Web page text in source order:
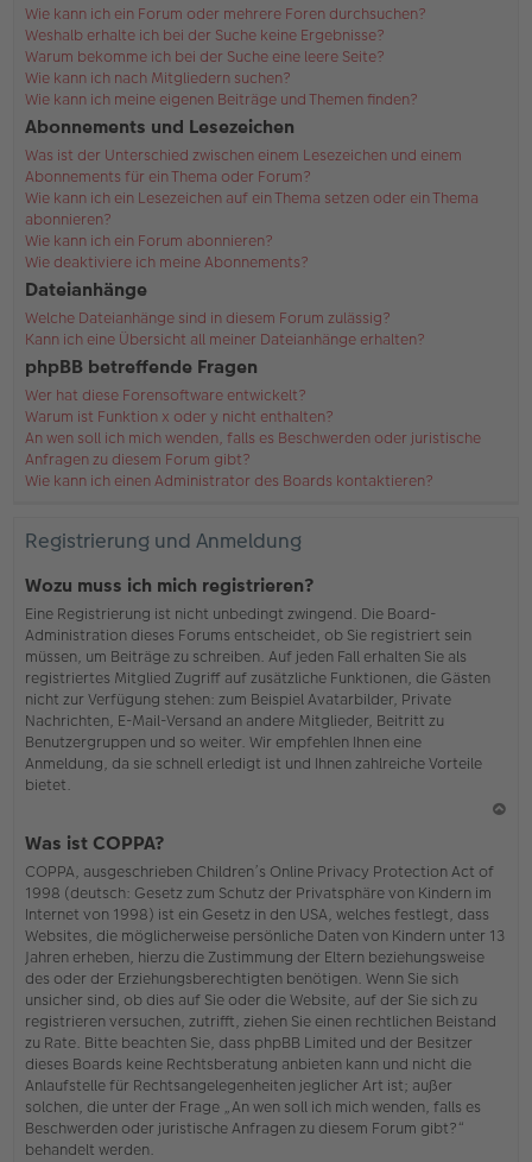
Wie kann ich ein Forum oder mehrere Foren durchsuchen?
Weshalb erhalte ich bei der Suche keine Ergebnisse?
Warum bekomme ich bei der Suche eine leere Seite?
Wie kann ich nach Mitgliedern suchen?
Wie kann ich meine eigenen Beiträge und Themen finden?
Abonnements und Lesezeichen
Was ist der Unterschied zwischen einem Lesezeichen und einem
Abonnements für ein Thema oder Forum?
Wie kann ich ein Lesezeichen auf ein Thema setzen oder ein Thema
abonnieren?
Wie kann ich ein Forum abonnieren?
Wie deaktiviere ich meine Abonnements?
Dateianhänge
Welche Dateianhänge sind in diesem Forum zulässig?
Kann ich eine Übersicht all meiner Dateianhänge erhalten?
phpBB betreffende Fragen
Wer hat diese Forensoftware entwickelt?
Warum ist Funktion x oder y nicht enthalten?
An wen soll ich mich wenden, falls es Beschwerden oder juristische
Anfragen zu diesem Forum gibt?
Wie kann ich einen Administrator des Boards kontaktieren?
Registrierung und Anmeldung
Wozu muss ich mich registrieren?
Eine Registrierung ist nicht unbedingt zwingend. Die Board-
Administration dieses Forums entscheidet, ob Sie registriert sein
müssen, um Beiträge zu schreiben. Auf jeden Fall erhalten Sie als
registriertes Mitglied Zugriff auf zusätzliche Funktionen, die Gästen
nicht zur Verfügung stehen: zum Beispiel Avatarbilder, Private
Nachrichten, E-Mail-Versand an andere Mitglieder, Beitritt zu
Benutzergruppen und so weiter. Wir empfehlen Ihnen eine
Anmeldung, da sie schnell erledigt ist und Ihnen zahlreiche Vorteile
bietet.
h
en
Was ist COPPA?
COPPA, ausgeschrieben Children’s Online Privacy Protection Act of
1998 (deutsch: Gesetz zum Schutz der Privatsphäre von Kindern im
Internet von 1998) ist ein Gesetz in den USA, welches festlegt, dass
Websites, die möglicherweise persönliche Daten von Kindern unter 13
Jahren erheben, hierzu die Zustimmung der Eltern beziehungsweise
des oder der Erziehungsberechtigten benötigen. Wenn Sie sich
unsicher sind, ob dies auf Sie oder die Website, auf der Sie sich zu
registrieren versuchen, zutrifft, ziehen Sie einen rechtlichen Beistand
zu Rate. Bitte beachten Sie, dass phpBB Limited und der Besitzer
dieses Boards keine Rechtsberatung anbieten kann und nicht die
Anlaufstelle für Rechtsangelegenheiten jeglicher Art ist; außer
solchen, die unter der Frage „An wen soll ich mich wenden, falls es
Beschwerden oder juristische Anfragen zu diesem Forum gibt?“
behandelt werden.